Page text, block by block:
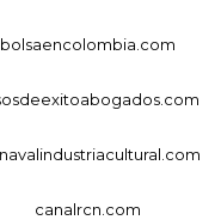
bolsaencolombia.com
canalrcn.com